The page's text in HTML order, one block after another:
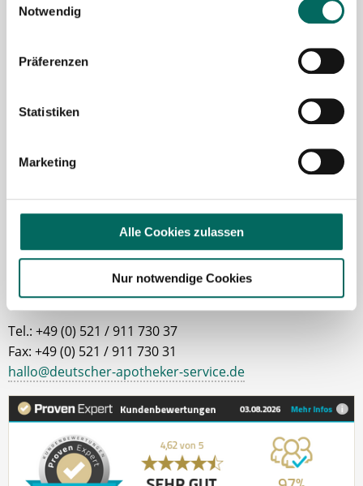
Notwendig
Präferenzen
Statistiken
Marketing
Alle Cookies zulassen
Nur notwendige Cookies
Ich unterstütze Sie gerne bei der Suche nach einer
Fragen zu unseren Stellenangeboten oder zum
melden Sie sich gern.
Jetzt zur kostenlosen Stellenanfrage
Kontakt
Tel.: +49 (0) 521 / 911 730 37
Fax: +49 (0) 521 / 911 730 31
hallo@deutscher-apotheker-service.de